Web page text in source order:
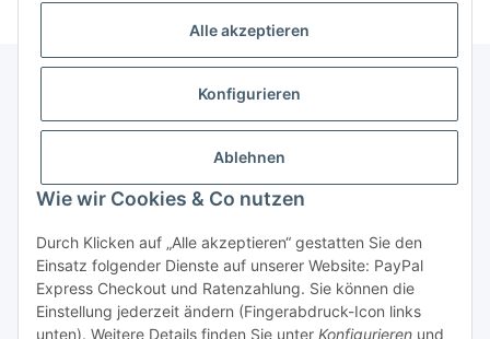
Alle akzeptieren
Konfigurieren
Ablehnen
Wie wir Cookies & Co nutzen
Durch Klicken auf „Alle akzeptieren“ gestatten Sie den
Einsatz folgender Dienste auf unserer Website: PayPal
Express Checkout und Ratenzahlung. Sie können die
Einstellung jederzeit ändern (Fingerabdruck-Icon links
unten). Weitere Details finden Sie unter Konfigurieren und
Informationen
Gesetzliche Informationen
Vertrag widerrufen